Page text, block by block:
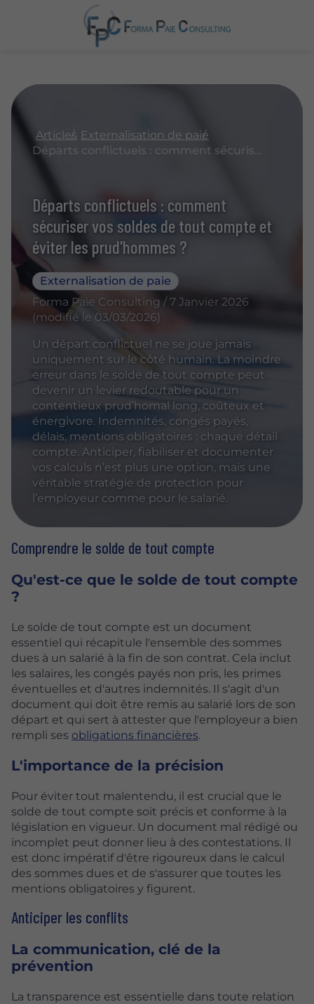
Articles Externalisation de paie
Départs conflictuels : comment sécuriser vos soldes de tout compte et éviter les prud'hommes ?
Départs conflictuels : comment
sécuriser vos soldes de tout compte et
éviter les prud'hommes ?
Externalisation de paie
Forma Paie Consulting / 7 Janvier 2026
(modifié le 03/03/2026)
Un départ conflictuel ne se joue jamais
uniquement sur le côté humain. La moindre
erreur dans le solde de tout compte peut
devenir un levier redoutable pour un
contentieux prud’homal long, coûteux et
énergivore. Indemnités, congés payés,
délais, mentions obligatoires : chaque détail
compte. Anticiper, fiabiliser et documenter
vos calculs n’est plus une option, mais une
véritable stratégie de protection pour
l’employeur comme pour le salarié.
Comprendre le solde de tout compte
Qu'est-ce que le solde de tout compte
?
Le solde de tout compte est un document
essentiel qui récapitule l'ensemble des sommes
dues à un salarié à la fin de son contrat. Cela inclut
les salaires, les congés payés non pris, les primes
éventuelles et d'autres indemnités. Il s'agit d'un
document qui doit être remis au salarié lors de son
départ et qui sert à attester que l'employeur a bien
rempli ses obligations financières.
L'importance de la précision
Pour éviter tout malentendu, il est crucial que le
solde de tout compte soit précis et conforme à la
législation en vigueur. Un document mal rédigé ou
incomplet peut donner lieu à des contestations. Il
est donc impératif d'être rigoureux dans le calcul
des sommes dues et de s'assurer que toutes les
mentions obligatoires y figurent.
Anticiper les conflits
La communication, clé de la
prévention
La transparence est essentielle dans toute relation